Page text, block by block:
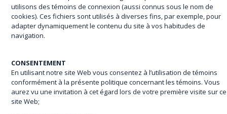
utilisons des témoins de connexion (aussi connus sous le nom de
cookies). Ces fichiers sont utilisés à diverses fins, par exemple, pour
adapter dynamiquement le contenu du site à vos habitudes de
navigation.
CONSENTEMENT
En utilisant notre site Web vous consentez à l’utilisation de témoins
conformément à la présente politique concernant les témoins. Vous
aurez vu une invitation à cet égard lors de votre première visite sur ce
site Web;